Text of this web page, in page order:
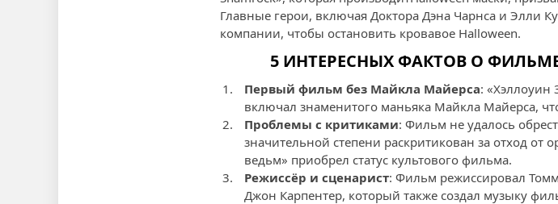
Главные герои, включая Доктора Дэна Чарнса и Элли
компании, чтобы остановить кровавое Halloween.
5 ИНТЕРЕСНЫХ ФАКТОВ О
Первый фильм без Майкла Майерса: «Хэллоуин
включал знаменитого маньяка Майкла Майерса,
Проблемы с критиками: Фильм не удалось
значительной степени раскритикован за отход
ведьм» приобрел статус культового фильма.
Режиссёр и сценарист: Фильм режиссировал
Джон Карпентер, который также создал музыку